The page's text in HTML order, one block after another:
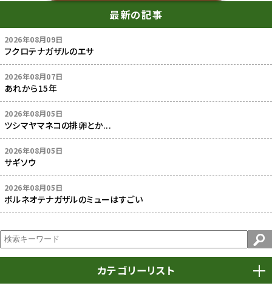
最新の記事
2026年08月09日
フクロテナガザルのエサ
2026年08月07日
あれから15年
2026年08月05日
ツシマヤマネコの排卵とか...
2026年08月05日
サギソウ
2026年08月05日
ボルネオテナガザルのミューはすごい
カテゴリーリスト